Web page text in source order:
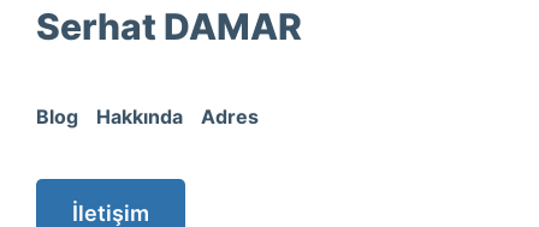
Serhat DAMAR
Blog Hakkında Adres
İletişim